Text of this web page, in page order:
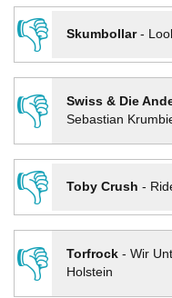
👎
Skumbollar-
👎
Swiss & Die
Sebastian
👎
Toby Crush -
👎
Torfrock- Wir
Holstein